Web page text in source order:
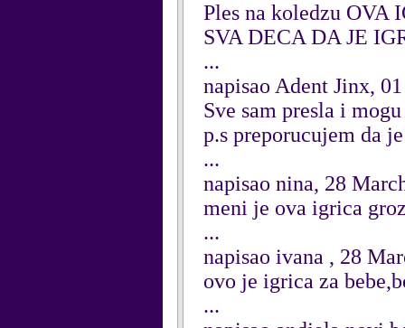
Ples na koledzu
SVA DECA DA JE
...
napisao Adent Jinx,
Sve sam presla i
p.s preporucujem da
...
napisao nina, 28
meni je ova igrica
...
napisao ivana , 28
ovo je igrica za
...